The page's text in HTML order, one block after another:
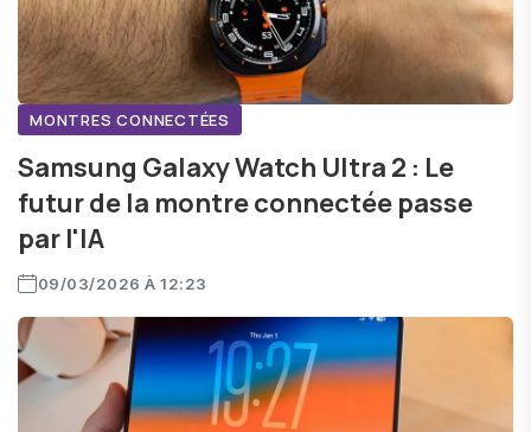
MONTRES CONNECTÉES
Samsung Galaxy Watch Ultra 2 : Le
futur de la montre connectée passe
par l'IA
09/03/2026 À 12:23